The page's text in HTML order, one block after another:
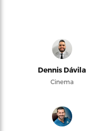
Dennis Dávila
Cinema